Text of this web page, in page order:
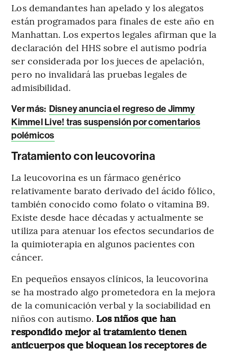
Los demandantes han apelado y los alegatos
están programados para finales de este año en
Manhattan. Los expertos legales afirman que la
declaración del HHS sobre el autismo podría
ser considerada por los jueces de apelación,
pero no invalidará las pruebas legales de
admisibilidad.
Ver más: Disney anuncia el regreso de Jimmy
Kimmel Live! tras suspensión por comentarios
polémicos
Tratamiento con leucovorina
La leucovorina es un fármaco genérico
relativamente barato derivado del ácido fólico,
también conocido como folato o vitamina B9.
Existe desde hace décadas y actualmente se
utiliza para atenuar los efectos secundarios de
la quimioterapia en algunos pacientes con
cáncer.
En pequeños ensayos clínicos, la leucovorina
se ha mostrado algo prometedora en la mejora
de la comunicación verbal y la sociabilidad en
niños con autismo. Los niños que han
respondido mejor al tratamiento tienen
anticuerpos que bloquean los receptores de